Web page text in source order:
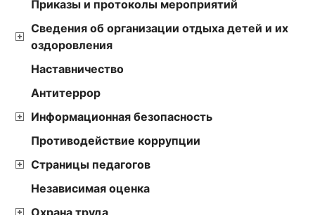
Приказы и протоколы мероприятий
Сведения об организации отдыха детей и их
оздоровления
Наставничество
Антитеррор
Информационная безопасность
Противодействие коррупции
Страницы педагогов
Независимая оценка
Охрана труда